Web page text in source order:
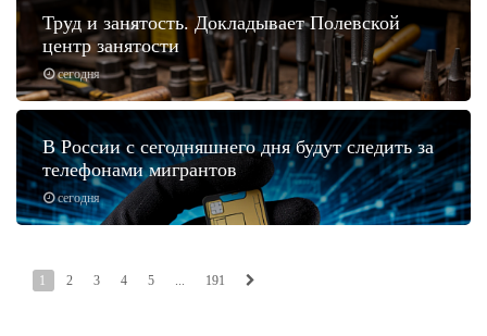
сегодня
Труд и занятость. Докладывает Полевской
центр занятости
сегодня
В России с сегодняшнего дня будут следить за
телефонами мигрантов
1 2 3 4 5 ... 191